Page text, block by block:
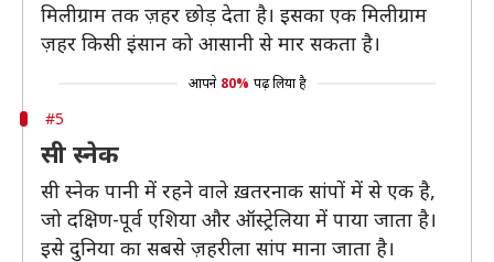
मिलीग्राम तक ज़हर छोड़ देता है। इसका एक मिलीग्राम
ज़हर किसी इंसान को आसानी से मार सकता है।
आपने 80% पढ़ लिया है
#5
सी स्नेक
सी स्नेक पानी में रहने वाले ख़तरनाक सांपों में से एक है,
जो दक्षिण-पूर्व एशिया और ऑस्ट्रेलिया में पाया जाता है।
इसे दुनिया का सबसे ज़हरीला सांप माना जाता है।